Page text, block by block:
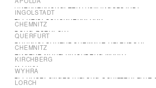
ANERKENNUNG: ZENTRUM INGOLSTADT
INGOLSTADT
2. PREIS: SCHÖNHERRPARK
CHEMNITZ
BURG QUERFURT
QUERFURT
BAHNHOFSAREAL CHEMNITZ-ALTENDORF
CHEMNITZ
ENGERE WAHL: KIRCHBERG MARKT
KIRCHBERG
WYHRA
WYHRA
2. PHASE: UMGESTALTUNG SCHILLERPLATZ
LORCH